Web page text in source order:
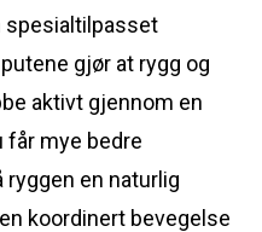
spesialtilpasset
gjør at rygg og
aktivt gjennom en
får mye bedre
ryggen en naturlig
koordinert bevegelse